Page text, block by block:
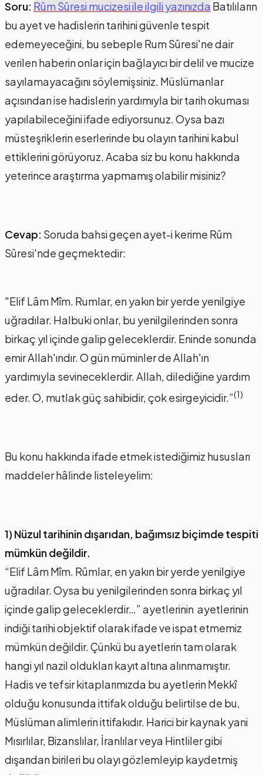
Soru: Rûm Sûresi mucizesi ile ilgili yazınızda Batılıların
bu ayet ve hadislerin tarihini güvenle tespit
edemeyeceğini, bu sebeple Rum Sûresi'ne dair
verilen haberin onlar için bağlayıcı bir delil ve mucize
sayılamayacağını söylemişsiniz. Müslümanlar
açısından ise hadislerin yardımıyla bir tarih okuması
yapılabileceğini ifade ediyorsunuz. Oysa bazı
müsteşriklerin eserlerinde bu olayın tarihini kabul
ettiklerini görüyoruz. Acaba siz bu konu hakkında
yeterince araştırma yapmamış olabilir misiniz?
Cevap: Soruda bahsi geçen ayet-i kerime Rûm
Sûresi'nde geçmektedir:
"Elif Lâm Mîm. Rumlar, en yakın bir yerde yenilgiye
uğradılar. Halbuki onlar, bu yenilgilerinden sonra
birkaç yıl içinde galip geleceklerdir. Eninde sonunda
emir Allah'ındır. O gün müminler de Allah'ın
yardımıyla sevineceklerdir. Allah, dilediğine yardım
eder. O, mutlak güç sahibidir, çok esirgeyicidir.”(1)
Bu konu hakkında ifade etmek istediğimiz hususları
maddeler hâlinde listeleyelim:
1) Nüzul tarihinin dışarıdan, bağımsız biçimde tespiti
mümkün değildir.
“Elif Lâm Mîm. Rûmlar, en yakın bir yerde yenilgiye
uğradılar. Oysa bu yenilgilerinden sonra birkaç yıl
içinde galip geleceklerdir…” ayetlerinin ayetlerinin
indiği tarihi objektif olarak ifade ve ispat etmemiz
mümkün değildir. Çünkü bu ayetlerin tam olarak
hangi yıl nazil oldukları kayıt altına alınmamıştır.
Hadis ve tefsir kitaplarımızda bu ayetlerin Mekkî
olduğu konusunda ittifak olduğu belirtilse de bu,
Müslüman alimlerin ittifakıdır. Harici bir kaynak yani
Mısırlılar, Bizanslılar, İranlılar veya Hintliler gibi
dışarıdan birileri bu olayı gözlemleyip kaydetmiş